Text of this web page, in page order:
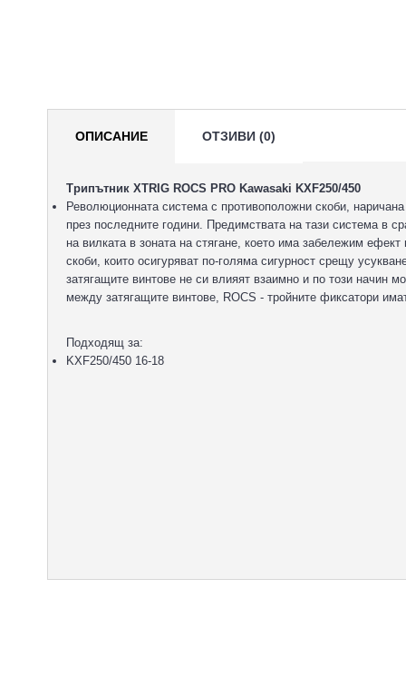
ОПИСАНИЕ ОТЗИВИ (0)
Трипътник XTRIG ROCS PRO Kawasaki KXF250/450
Революционната система с противоположни скоби,
през последните години. Предимствата на тази система в
на вилката в зоната на стягане, което има забележим
скоби, които осигуряват по-голяма сигурност срещу
затягащите винтове не си влияят взаимно и по този начин
между затягащите винтове, ROCS - тройните фиксатори
Подходящ за:
KXF250/450 16-18